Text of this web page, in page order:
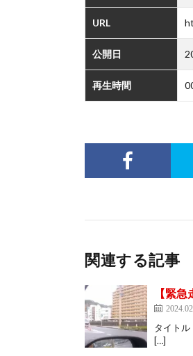
URL
公開日
再生時間
関連する記事
【緊
タイト
[…]